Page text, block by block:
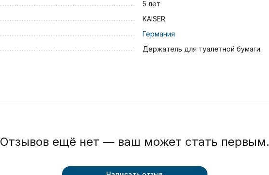
5 лет
KAISER
Германия
Держатель для туалетной бумаги
Отзывов ещё нет — ваш может стать первым.